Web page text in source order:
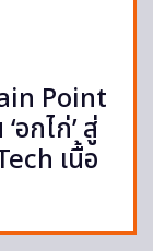
Point
อกไก่’ สู่
เนื้อ